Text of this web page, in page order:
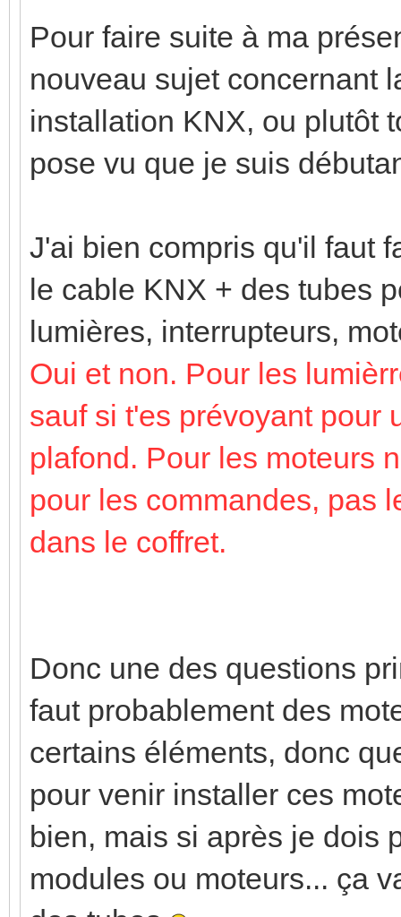
Pour faire suite à ma
nouveau sujet concernant
installation KNX, ou plutôt
pose vu que je suis
J'ai bien compris qu'il faut
le cable KNX + des tubes
lumières, interrupteurs,
Oui et non. Pour les
sauf si t'es prévoyant pour
plafond. Pour les moteurs
pour les commandes, pas
dans le coffret.
Donc une des questions
faut probablement des
certains éléments, donc
pour venir installer ces
bien, mais si après je dois
modules ou moteurs... ça